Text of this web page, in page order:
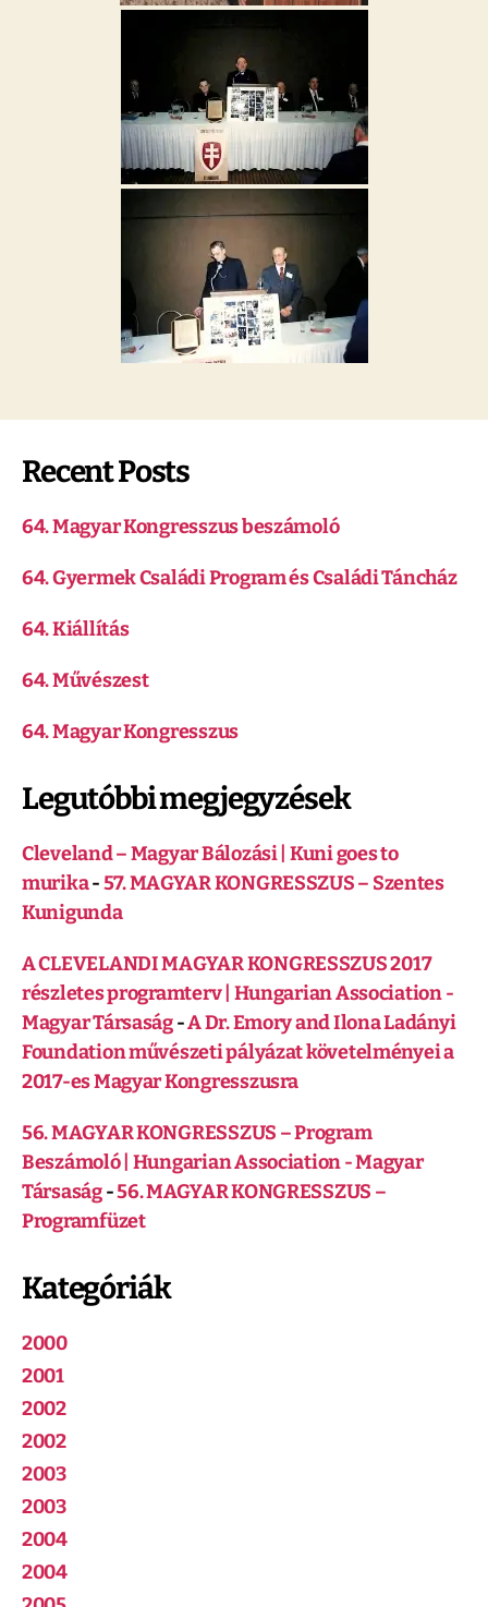
Recent Posts
64. Magyar Kongresszus beszámoló
64. Gyermek Családi Program és Családi Táncház
64. Kiállítás
64. Művészest
64. Magyar Kongresszus
Legutóbbi megjegyzések
Cleveland – Magyar Bálozási | Kuni goes to
murika-57. MAGYAR KONGRESSZUS – Szentes
Kunigunda
A CLEVELANDI MAGYAR KONGRESSZUS 2017
részletes programterv | Hungarian Association -
Magyar Társaság-A Dr. Emory and Ilona Ladányi
Foundation művészeti pályázat követelményei a
2017-es Magyar Kongresszusra
56. MAGYAR KONGRESSZUS – Program
Beszámoló | Hungarian Association - Magyar
Társaság-56. MAGYAR KONGRESSZUS –
Programfüzet
Kategóriák
2000
2001
2002
2002
2003
2003
2004
2004